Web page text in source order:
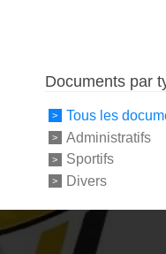
Documents par
Tous les
Administratifs
Sportifs
Divers